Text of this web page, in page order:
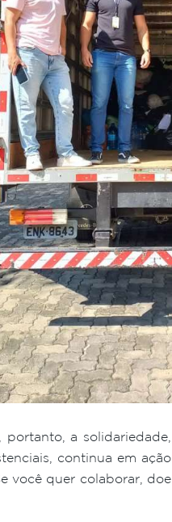
a solidariedade,
continua em ação
você quer colaborar, doe